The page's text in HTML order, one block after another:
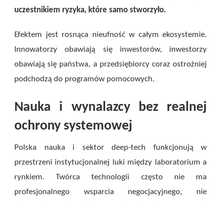
BRAK
BRAK
STABILNOŚCI,
I
DŁUGOFALOWEJ
WIZJI
uczestnikiem ryzyka, które samo stworzyło.
Efektem jest rosnąca nieufność w całym ekosystemie.
Innowatorzy obawiają się inwestorów, inwestorzy
obawiają się państwa, a przedsiębiorcy coraz ostrożniej
podchodzą do programów pomocowych.
Nauka i wynalazcy bez realnej
ochrony systemowej
Polska nauka i sektor deep-tech funkcjonują w
przestrzeni instytucjonalnej luki między laboratorium a
rynkiem. Twórca technologii często nie ma
profesjonalnego wsparcia negocjacyjnego, nie